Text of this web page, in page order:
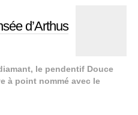
d’Arthus
le pendentif Douce
à point nommé avec le